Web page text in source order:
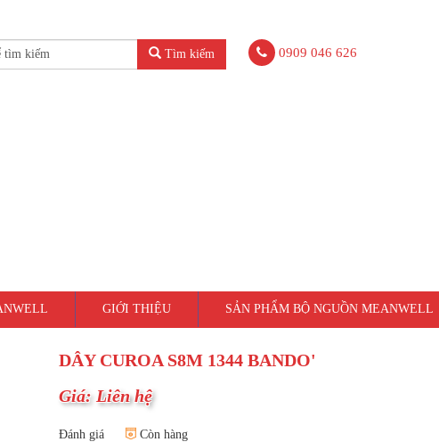
Tìm kiếm 0909 046 626
GIỚI THIỆU SẢN PHẨM BỘ NGUỒN MEANWELL
DÂY CUROA S8M 1344 BANDO'
Giá: Liên hệ
Đánh giá Còn hàng